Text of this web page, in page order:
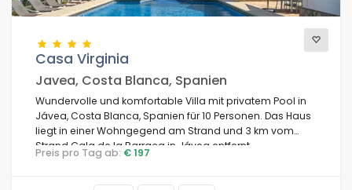
Casa Virginia
Javea, Costa Blanca, Spanien
Wundervolle und komfortable Villa mit privatem Pool in
Jávea, Costa Blanca, Spanien für 10 Personen. Das Haus
liegt in einer Wohngegend am Strand und 3 km vom
Strand Cala de la Barraca in Jávea entfernt.
Preis pro Tag ab: € 197